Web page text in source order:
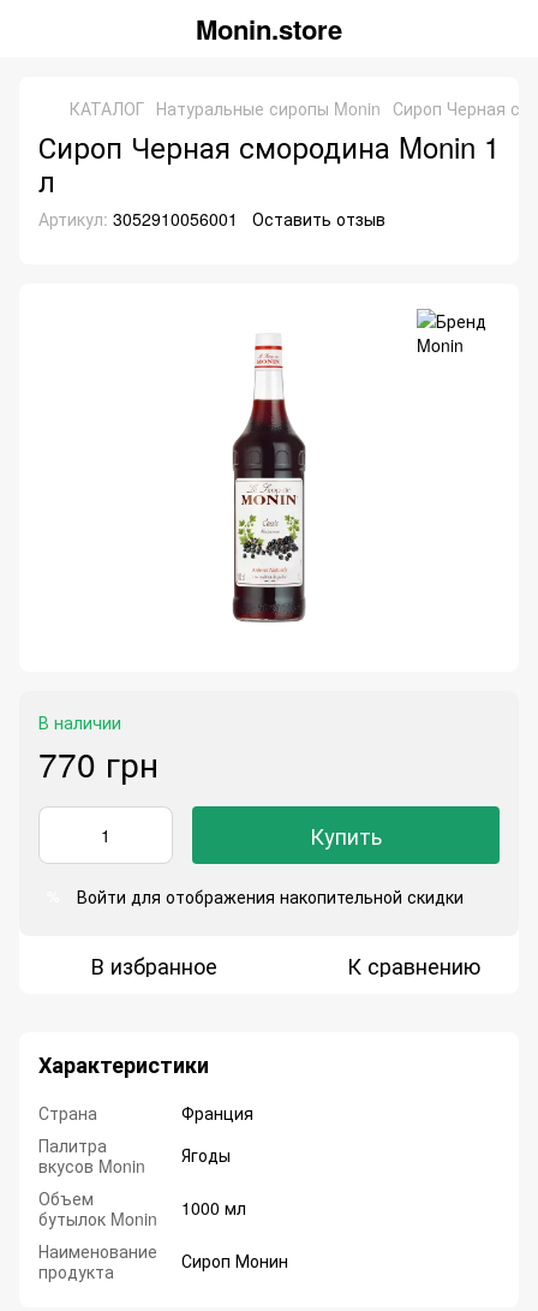
Monin.store
КАТАЛОГ Натуральные сиропы Monin Сироп Черная
Сироп Черная смородина Monin 1
л
Артикул: 3052910056001 Оставить отзыв
В наличии
770 грн
Купить
Войти для отображения накопительной скидки
В избранное К сравнению
Характеристики
Страна
Франция
Палитра
вкусов Monin
Ягоды
Объем
бутылок Monin
1000 мл
Наименование
продукта
Сироп Монин